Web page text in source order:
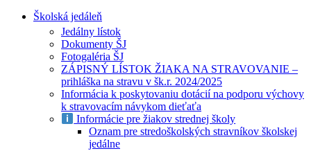
Školská jedáleň
Jedálny lístok
Dokumenty ŠJ
Fotogaléria ŠJ
ZÁPISNÝ LÍSTOK ŽIAKA NA STRAVOVANIE –
prihláška na stravu v šk.r. 2024/2025
Informácia k poskytovaniu dotácií na podporu výchovy
k stravovacím návykom dieťaťa
Informácie pre žiakov strednej školy
Oznam pre stredoškolských stravníkov školskej
jedálne